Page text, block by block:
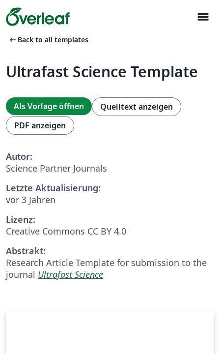
menu
arrow_left_alt Back to all templates
Ultrafast Science Template
Als Vorlage öffnen
Quelltext anzeigen
PDF anzeigen
Autor:
Science Partner Journals
Letzte Aktualisierung:
vor 3 Jahren
Lizenz:
Creative Commons CC BY 4.0
Abstrakt:
Research Article Template for submission to the
journal Ultrafast Science